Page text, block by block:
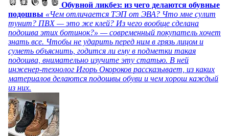
Обувной ликбез: из чего делаются обувные
подошвы «Чем отличается ТЭП от ЭВА? Что мне сулит
тунит? ПВХ — это же клей? Из чего вообще сделана
подошва этих ботинок?» — современный покупатель хочет
знать все. Чтобы не ударить перед ним в грязь лицом и
суметь объяснить, годится ли ему в подметки такая
подошва, внимательно изучите эту статью. В ней
инженер-технолог Игорь Окороков рассказывает, из каких
материалов делаются подошвы обуви и чем хорош каждый
из них.